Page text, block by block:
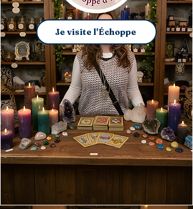
Je visite l'Échoppe